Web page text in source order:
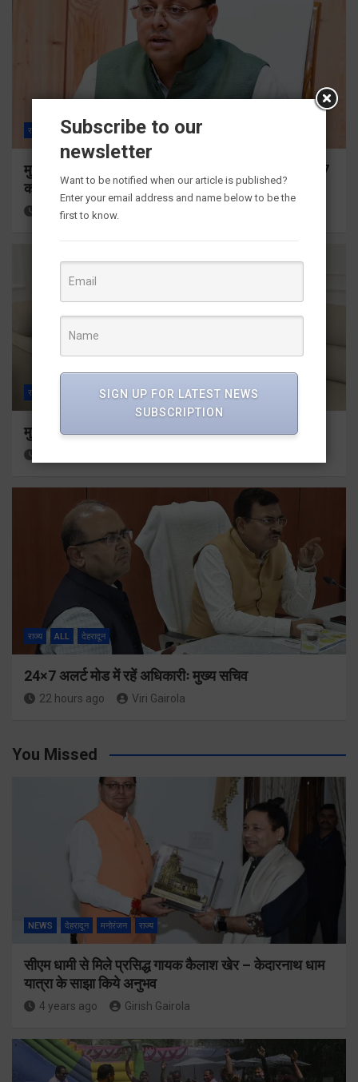
राज्य ALL देहरादून
मुख्यमंत्री ने प्रदान की विभिन्न विकास योजनाओं के लिए 1967
करोड़ की वित्तीय स्वीकृति
20 hours ago
राज्य देहरादून
मुख्यमंत्री से महानिदेशक एनसीसी ने की शिष्टाचार भेंट
राज्य ALL देहरादून
24×7 अलर्ट मोड में रहें अधिकारीः मुख्य सचिव
22 hours ago Viri Gairola
You Missed
NEWS देहरादून मनोरंजन राज्य
सीएम धामी से मिले प्रसिद्ध गायक कैलाश खेर – केदारनाथ धाम
यात्रा के साझा किये अनुभव
4 years ago Girish Gairola
Subscribe to our
newsletter
Want to be notified when our article is published?
Enter your email address and name below to be the
first to know.
SIGN UP FOR LATEST NEWS
SUBSCRIPTION